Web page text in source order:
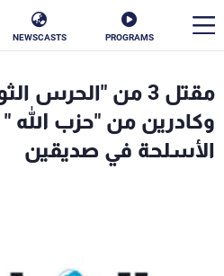
PROGRAMS
NEWSCASTS
مقتل 3 من "الحرس
وكادرين من "حزب الله
الأسلحة في صديقين
الأخبار
سياسة